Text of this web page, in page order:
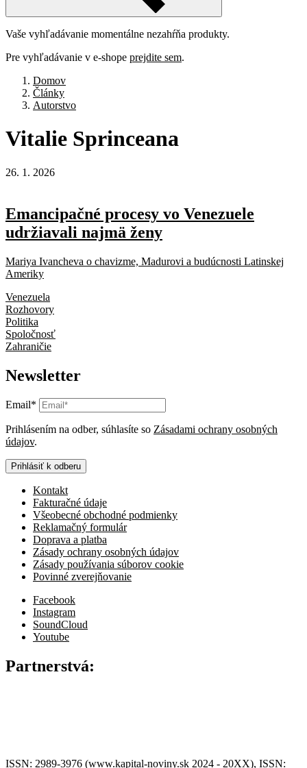
Vaše vyhľadávanie momentálne nezahŕňa produkty.
Pre vyhľadávanie v e-shope prejdite sem.
Domov
Články
Autorstvo
Vitalie Sprinceana
26. 1. 2026
Emancipačné procesy vo Venezuele
udržiavali najmä ženy
Mariya Ivancheva o chavizme, Madurovi a budúcnosti Latinskej
Ameriky
Venezuela
Rozhovory
Politika
Spoločnosť
Zahraničie
Newsletter
Email*
Prihlásením na odber, súhlasíte so Zásadami ochrany osobných
údajov.
Prihlásiť k odberu
Kontakt
Fakturačné údaje
Všeobecné obchodné podmienky
Reklamačný formulár
Doprava a platba
Zásady ochrany osobných údajov
Zásady používania súborov cookie
Povinné zverejňovanie
Facebook
Instagram
SoundCloud
Youtube
Partnerstvá:
ISSN: 2989-3976 (www.kapital-noviny.sk 2024 - 20XX), ISSN: